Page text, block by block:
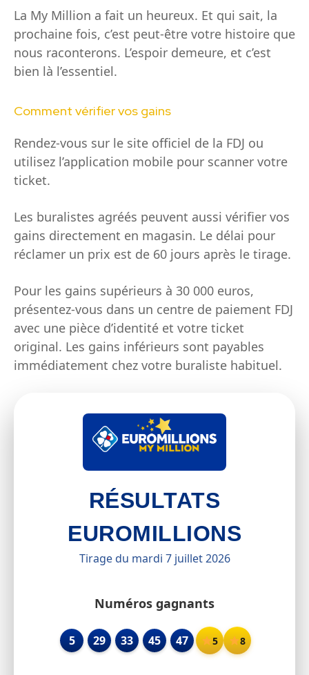
La My Million a fait un heureux. Et qui sait, la
prochaine fois, c’est peut-être votre histoire que
nous raconterons. L’espoir demeure, et c’est
bien là l’essentiel.
Comment vérifier vos gains
Rendez-vous sur le site officiel de la FDJ ou
utilisez l’application mobile pour scanner votre
ticket.
Les buralistes agréés peuvent aussi vérifier vos
gains directement en magasin. Le délai pour
réclamer un prix est de 60 jours après le tirage.
Pour les gains supérieurs à 30 000 euros,
présentez-vous dans un centre de paiement FDJ
avec une pièce d’identité et votre ticket
original. Les gains inférieurs sont payables
immédiatement chez votre buraliste habituel.
RÉSULTATS
EUROMILLIONS
Tirage du mardi 7 juillet 2026
Numéros gagnants
5 29 33 45 47 5 8